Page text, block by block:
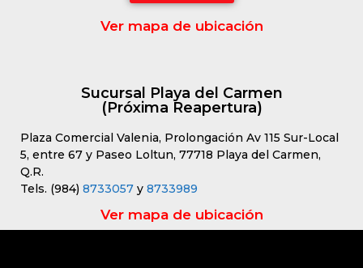
Ver mapa de ubicación
Sucursal Playa del Carmen
(Próxima Reapertura)
Plaza Comercial Valenia, Prolongación Av 115 Sur-Local
5, entre 67 y Paseo Loltun, 77718 Playa del Carmen,
Q.R.
Tels. (984) 8733057 y 8733989
Ver mapa de ubicación